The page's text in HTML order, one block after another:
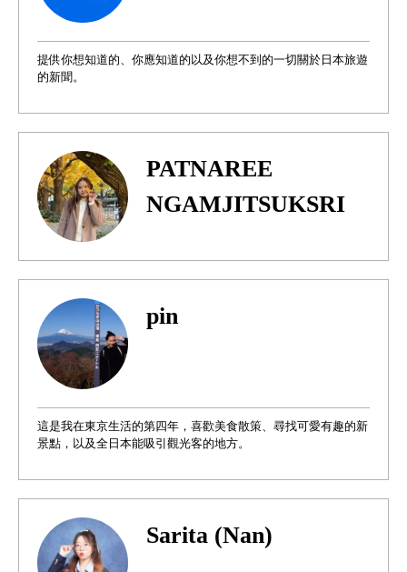
提供你想知道的、你應知道的以及你想不到的一切關於日本旅遊
的新聞。
PATNAREE
NGAMJITSUKSRI
pin
這是我在東京生活的第四年，喜歡美食散策、尋找可愛有趣的新
景點，以及全日本能吸引觀光客的地方。
Sarita (Nan)